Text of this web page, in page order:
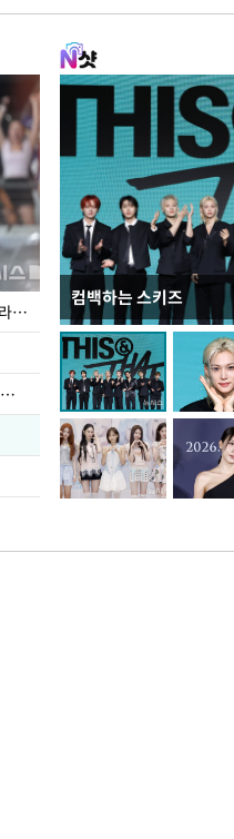
삼성전자, 7일부터 갤럭시 Z 폴드8 울트라·폴드8·플립8 출시
멕시코 인플루언서, 라방 중 괴한 총격으로 사망
컴백하는 스키즈
입추 하루 앞둔 전남
폭염